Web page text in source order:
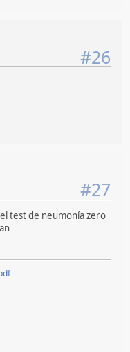
#26
#27
test de neumonía zero